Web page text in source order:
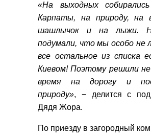
«На выходных
Карпаты, на природу, на
шашлычок и на лыжи.
подумали, что мы особо не
все остальное из списка
Киевом! Поэтому решили
время на дорогу и
природу», − делится с
Дядя Жора.
По приезду в загородный